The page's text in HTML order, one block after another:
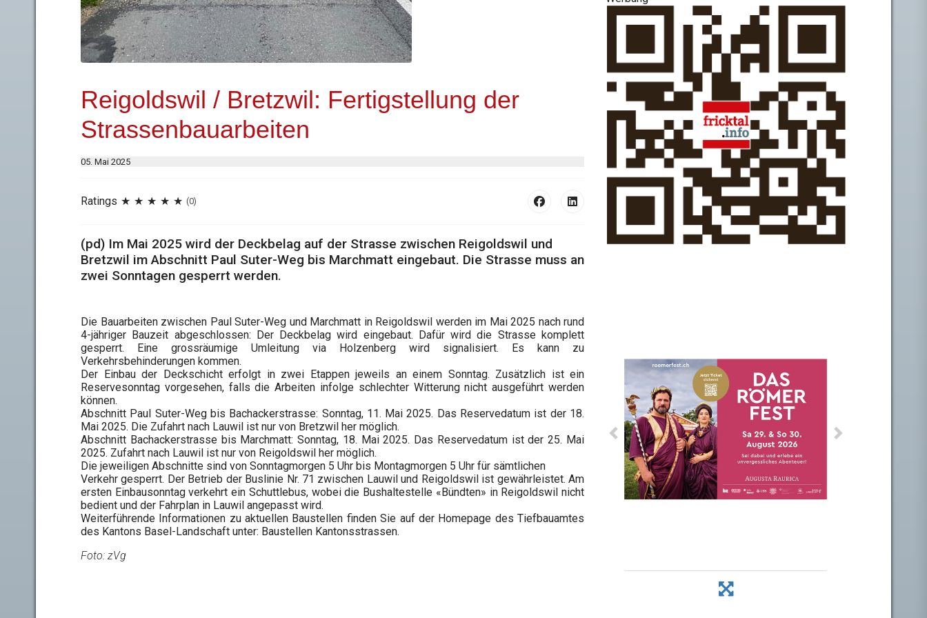
Reigoldswil / Bretzwil: Fertigstellung der
Strassenbauarbeiten
05. Mai 2025
Ratings (0)
(pd) Im Mai 2025 wird der Deckbelag auf der Strasse zwischen Reigoldswil und
Bretzwil im Abschnitt Paul Suter-Weg bis Marchmatt eingebaut. Die Strasse muss an
zwei Sonntagen gesperrt werden.
Die Bauarbeiten zwischen Paul Suter-Weg und Marchmatt in Reigoldswil werden im Mai 2025 nach rund
4-jähriger Bauzeit abgeschlossen: Der Deckbelag wird eingebaut. Dafür wird die Strasse komplett
gesperrt. Eine grossräumige Umleitung via Holzenberg wird signalisiert. Es kann zu
Verkehrsbehinderungen kommen.
Der Einbau der Deckschicht erfolgt in zwei Etappen jeweils an einem Sonntag. Zusätzlich ist ein
Reservesonntag vorgesehen, falls die Arbeiten infolge schlechter Witterung nicht ausgeführt werden
können.
Abschnitt Paul Suter-Weg bis Bachackerstrasse: Sonntag, 11. Mai 2025. Das Reservedatum ist der 18.
Mai 2025. Die Zufahrt nach Lauwil ist nur von Bretzwil her möglich.
Abschnitt Bachackerstrasse bis Marchmatt: Sonntag, 18. Mai 2025. Das Reservedatum ist der 25. Mai
2025. Zufahrt nach Lauwil ist nur von Reigoldswil her möglich.
Die jeweiligen Abschnitte sind von Sonntagmorgen 5 Uhr bis Montagmorgen 5 Uhr für sämtlichen
Verkehr gesperrt. Der Betrieb der Buslinie Nr. 71 zwischen Lauwil und Reigoldswil ist gewährleistet. Am
ersten Einbausonntag verkehrt ein Schuttlebus, wobei die Bushaltestelle «Bündten» in Reigoldswil nicht
bedient und der Fahrplan in Lauwil angepasst wird.
Weiterführende Informationen zu aktuellen Baustellen finden Sie auf der Homepage des Tiefbauamtes
des Kantons Basel-Landschaft unter: Baustellen Kantonsstrassen.
Foto: zVg